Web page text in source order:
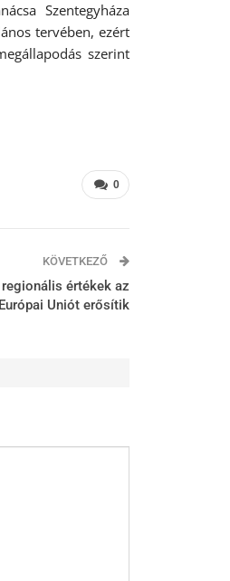
Szentegyháza
tervében, ezért
szerint
0
KÖVETKEZŐ
értékek az
Európai Uniót erősítik